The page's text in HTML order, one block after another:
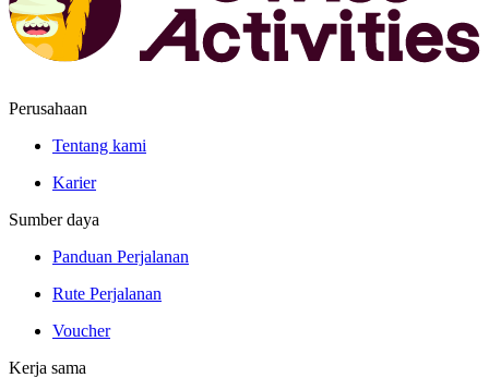
Perusahaan
Tentang kami
Karier
Sumber daya
Panduan Perjalanan
Rute Perjalanan
Voucher
Kerja sama